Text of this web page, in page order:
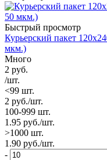
Быстрый просмотр
Курьерский пакет
мкм.)
Много
2 руб.
/шт.
<99 шт.
2 руб./шт.
100-999 шт.
1.95 руб./шт.
>1000 шт.
1.90 руб./шт.
-